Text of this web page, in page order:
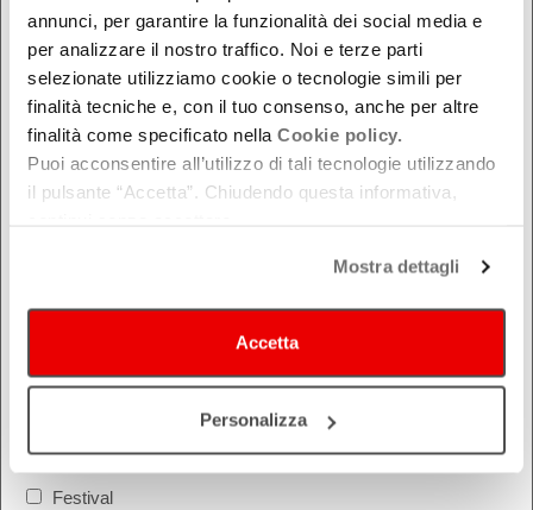
annunci, per garantire la funzionalità dei social media e
per analizzare il nostro traffico. Noi e terze parti
selezionate utilizziamo cookie o tecnologie simili per
finalità tecniche e, con il tuo consenso, anche per altre
finalità come specificato nella Cookie policy.
Puoi acconsentire all’utilizzo di tali tecnologie utilizzando
il pulsante “Accetta”. Chiudendo questa informativa,
Mostra dettagli
Accetta
Personalizza
Forlì-Cesena
Modena
Parma
Piacenza
COSA
Festival